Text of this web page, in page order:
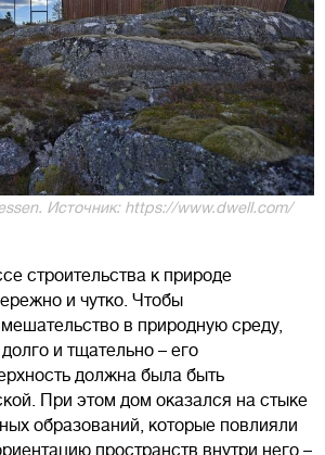
Источник: https://www.dwell.com/
строительства к природе
и чутко. Чтобы
в природную среду,
и тщательно – его
должна была быть
При этом дом оказался на стыке
образований, которые повлияли
пространств внутри него –